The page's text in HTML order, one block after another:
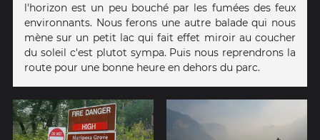
l'horizon est un peu bouché par les fumées des feux
environnants. Nous ferons une autre balade qui nous
mène sur un petit lac qui fait effet miroir au coucher
du soleil c'est plutot sympa. Puis nous reprendrons la
route pour une bonne heure en dehors du parc.